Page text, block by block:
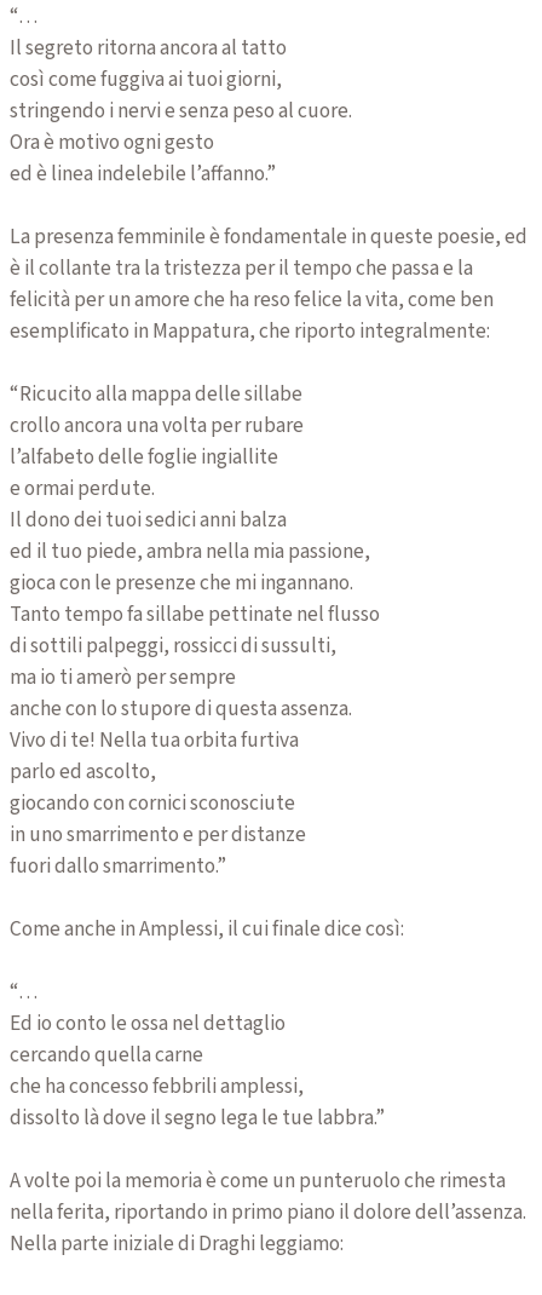
“…
Il segreto ritorna ancora al tatto
così come fuggiva ai tuoi giorni,
stringendo i nervi e senza peso al cuore.
Ora è motivo ogni gesto
ed è linea indelebile l’affanno.”
La presenza femminile è fondamentale in queste poesie, ed
è il collante tra la tristezza per il tempo che passa e la
felicità per un amore che ha reso felice la vita, come ben
esemplificato in Mappatura, che riporto integralmente:
“Ricucito alla mappa delle sillabe
crollo ancora una volta per rubare
l’alfabeto delle foglie ingiallite
e ormai perdute.
Il dono dei tuoi sedici anni balza
ed il tuo piede, ambra nella mia passione,
gioca con le presenze che mi ingannano.
Tanto tempo fa sillabe pettinate nel flusso
di sottili palpeggi, rossicci di sussulti,
ma io ti amerò per sempre
anche con lo stupore di questa assenza.
Vivo di te! Nella tua orbita furtiva
parlo ed ascolto,
giocando con cornici sconosciute
in uno smarrimento e per distanze
fuori dallo smarrimento.”
Come anche in Amplessi, il cui finale dice così:
“…
Ed io conto le ossa nel dettaglio
cercando quella carne
che ha concesso febbrili amplessi,
dissolto là dove il segno lega le tue labbra.”
A volte poi la memoria è come un punteruolo che rimesta
nella ferita, riportando in primo piano il dolore dell’assenza.
Nella parte iniziale di Draghi leggiamo: